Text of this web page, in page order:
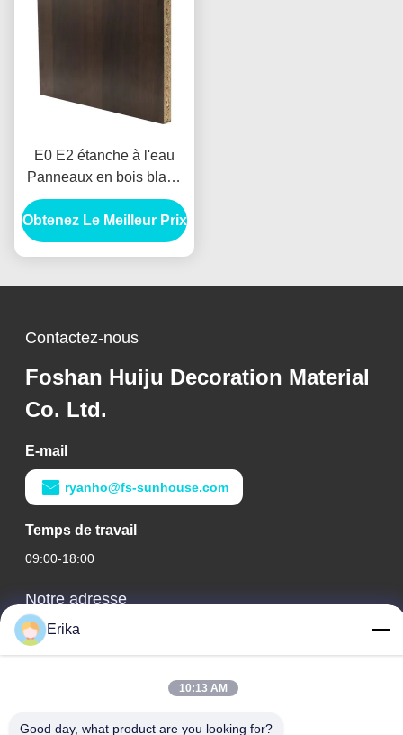
E0 E2 étanche à l'eau
Panneaux en bois blanc
en placage en tôle de
ferraille / Panneau de
particules laminé en
Obtenez Le Meilleur Prix
Contactez-nous
Foshan Huiju Decoration Material
Co. Ltd.
E-mail
ryanho@fs-sunhouse.com
Temps de travail
09:00-18:00
Notre adresse
Adresse de l'entreprise
Édifice international Weiye, n° 75 rue Lingnan, ville de Dali,
district de Nanhai, ville de Foshan
Erika
10:13 AM
Good day, what product are you looking for?